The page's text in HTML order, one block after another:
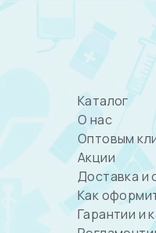
Каталог
О нас
Оптовым
Акции
Доставка и
Как
Гарантии и